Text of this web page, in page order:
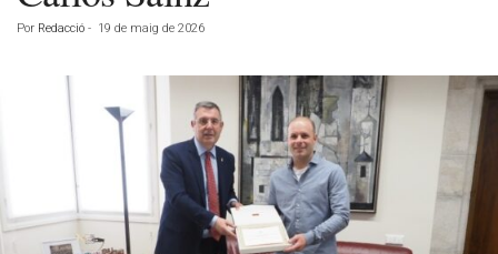
Por Redacció - 19 de maig de 2026